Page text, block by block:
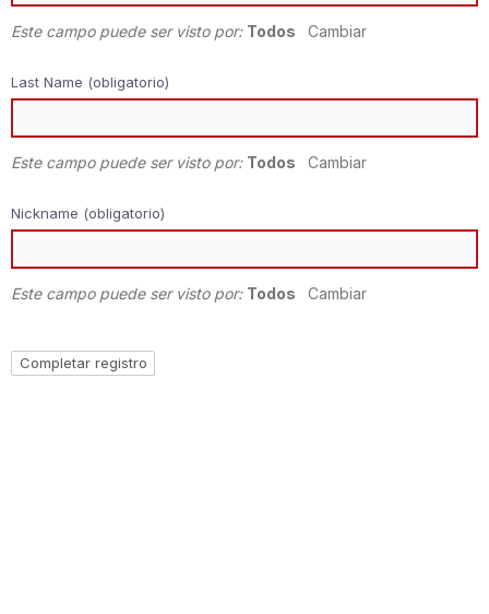
Este campo puede ser visto por: Todos Cambiar
Last Name (obligatorio)
Este campo puede ser visto por: Todos Cambiar
Nickname (obligatorio)
Este campo puede ser visto por: Todos Cambiar